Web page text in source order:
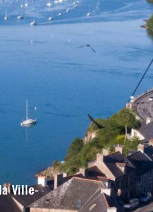
Ville-